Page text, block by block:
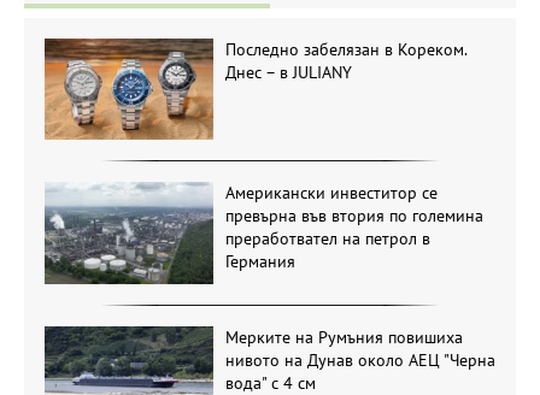
Последно забелязан в Кореком.
Днес – в JULIANY
Американски инвеститор се
превърна във втория по големина
преработвател на петрол в
Германия
Мерките на Румъния повишиха
нивото на Дунав около АЕЦ "Черна
вода" с 4 см